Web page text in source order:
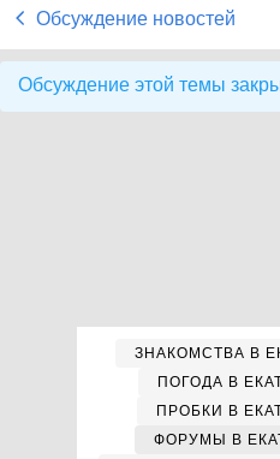
Обсуждение новостей
Обсуждение этой темы
ЗНАКОМСТВА В
ПОГОДА В
ПРОБКИ В
ФОРУМЫ В